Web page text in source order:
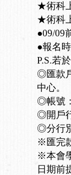
★術科
★術科
●09/09
●報名
P.S.若
◎匯款
中心。
◎帳號
◎開戶
◎分行
※匯完
※本會
日期前